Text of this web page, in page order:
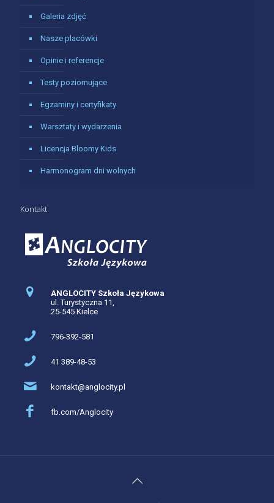
Galeria zdjęć
Nasze placówki
Opinie i referencje
Testy poziomujące
Egzaminy i certyfikaty
Warsztaty i wydarzenia
Licencja Bloomy Kids
Harmonogram dni wolnych
Kontakt
ANGLOCITY Szkoła Językowa
ul. Turystyczna 11,
25-545 Kielce
796-392-581
41 389-48-53
kontakt@anglocity.pl
fb.com/Anglocity